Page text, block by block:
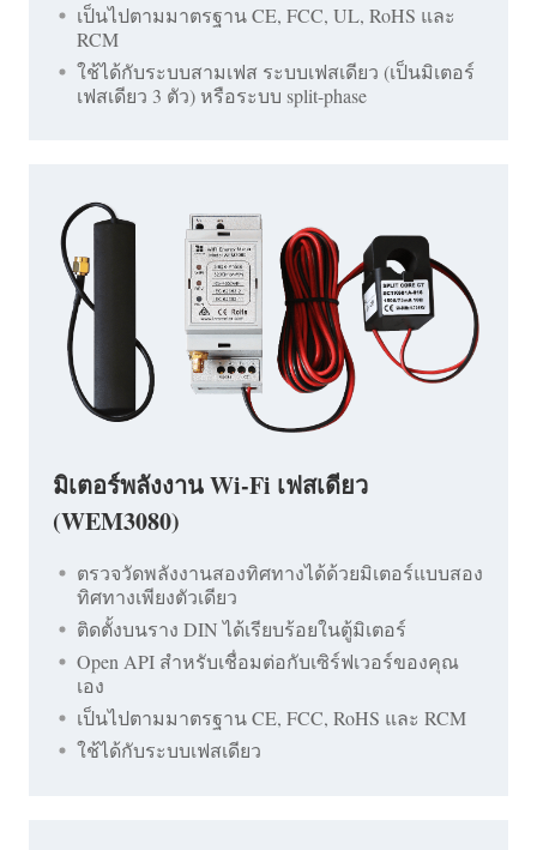
เป็นไปตามมาตรฐาน CE, FCC, UL, RoHS และ
RCM
ใช้ได้กับระบบสามเฟส ระบบเฟสเดียว (เป็นมิเตอร์
เฟสเดียว 3 ตัว) หรือระบบ split-phase
มิเตอร์พลังงาน Wi-Fi เฟสเดียว
(WEM3080)
ตรวจวัดพลังงานสองทิศทางได้ด้วยมิเตอร์แบบสอง
ทิศทางเพียงตัวเดียว
ติดตั้งบนราง DIN ได้เรียบร้อยในตู้มิเตอร์
Open API สำหรับเชื่อมต่อกับเซิร์ฟเวอร์ของคุณ
เอง
เป็นไปตามมาตรฐาน CE, FCC, RoHS และ RCM
ใช้ได้กับระบบเฟสเดียว